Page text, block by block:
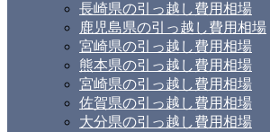
長崎県の引っ越し費用相場
鹿児島県の引っ越し費用相場
宮崎県の引っ越し費用相場
熊本県の引っ越し費用相場
宮崎県の引っ越し費用相場
佐賀県の引っ越し費用相場
大分県の引っ越し費用相場